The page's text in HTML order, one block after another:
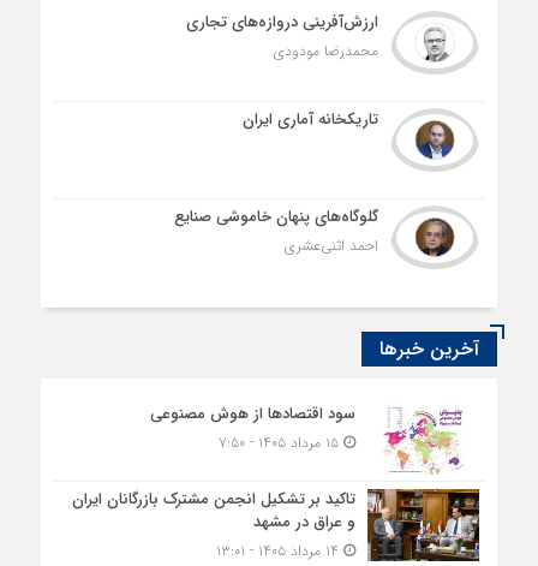
ارزش‌آفرینی دروازه‌های تجاری
محمدرضا مودودی
تاریکخانه آماری ایران
گلوگاه‌های پنهان خاموشی صنایع
احمد اثنی‌عشری
آخرین خبرها
سود اقتصاد‌ها از هوش مصنوعی
۱۵ مرداد ۱۴۰۵ - ۷:۵۰
تاکید بر تشکیل انجمن مشترک بازرگانان ایران
و عراق در مشهد